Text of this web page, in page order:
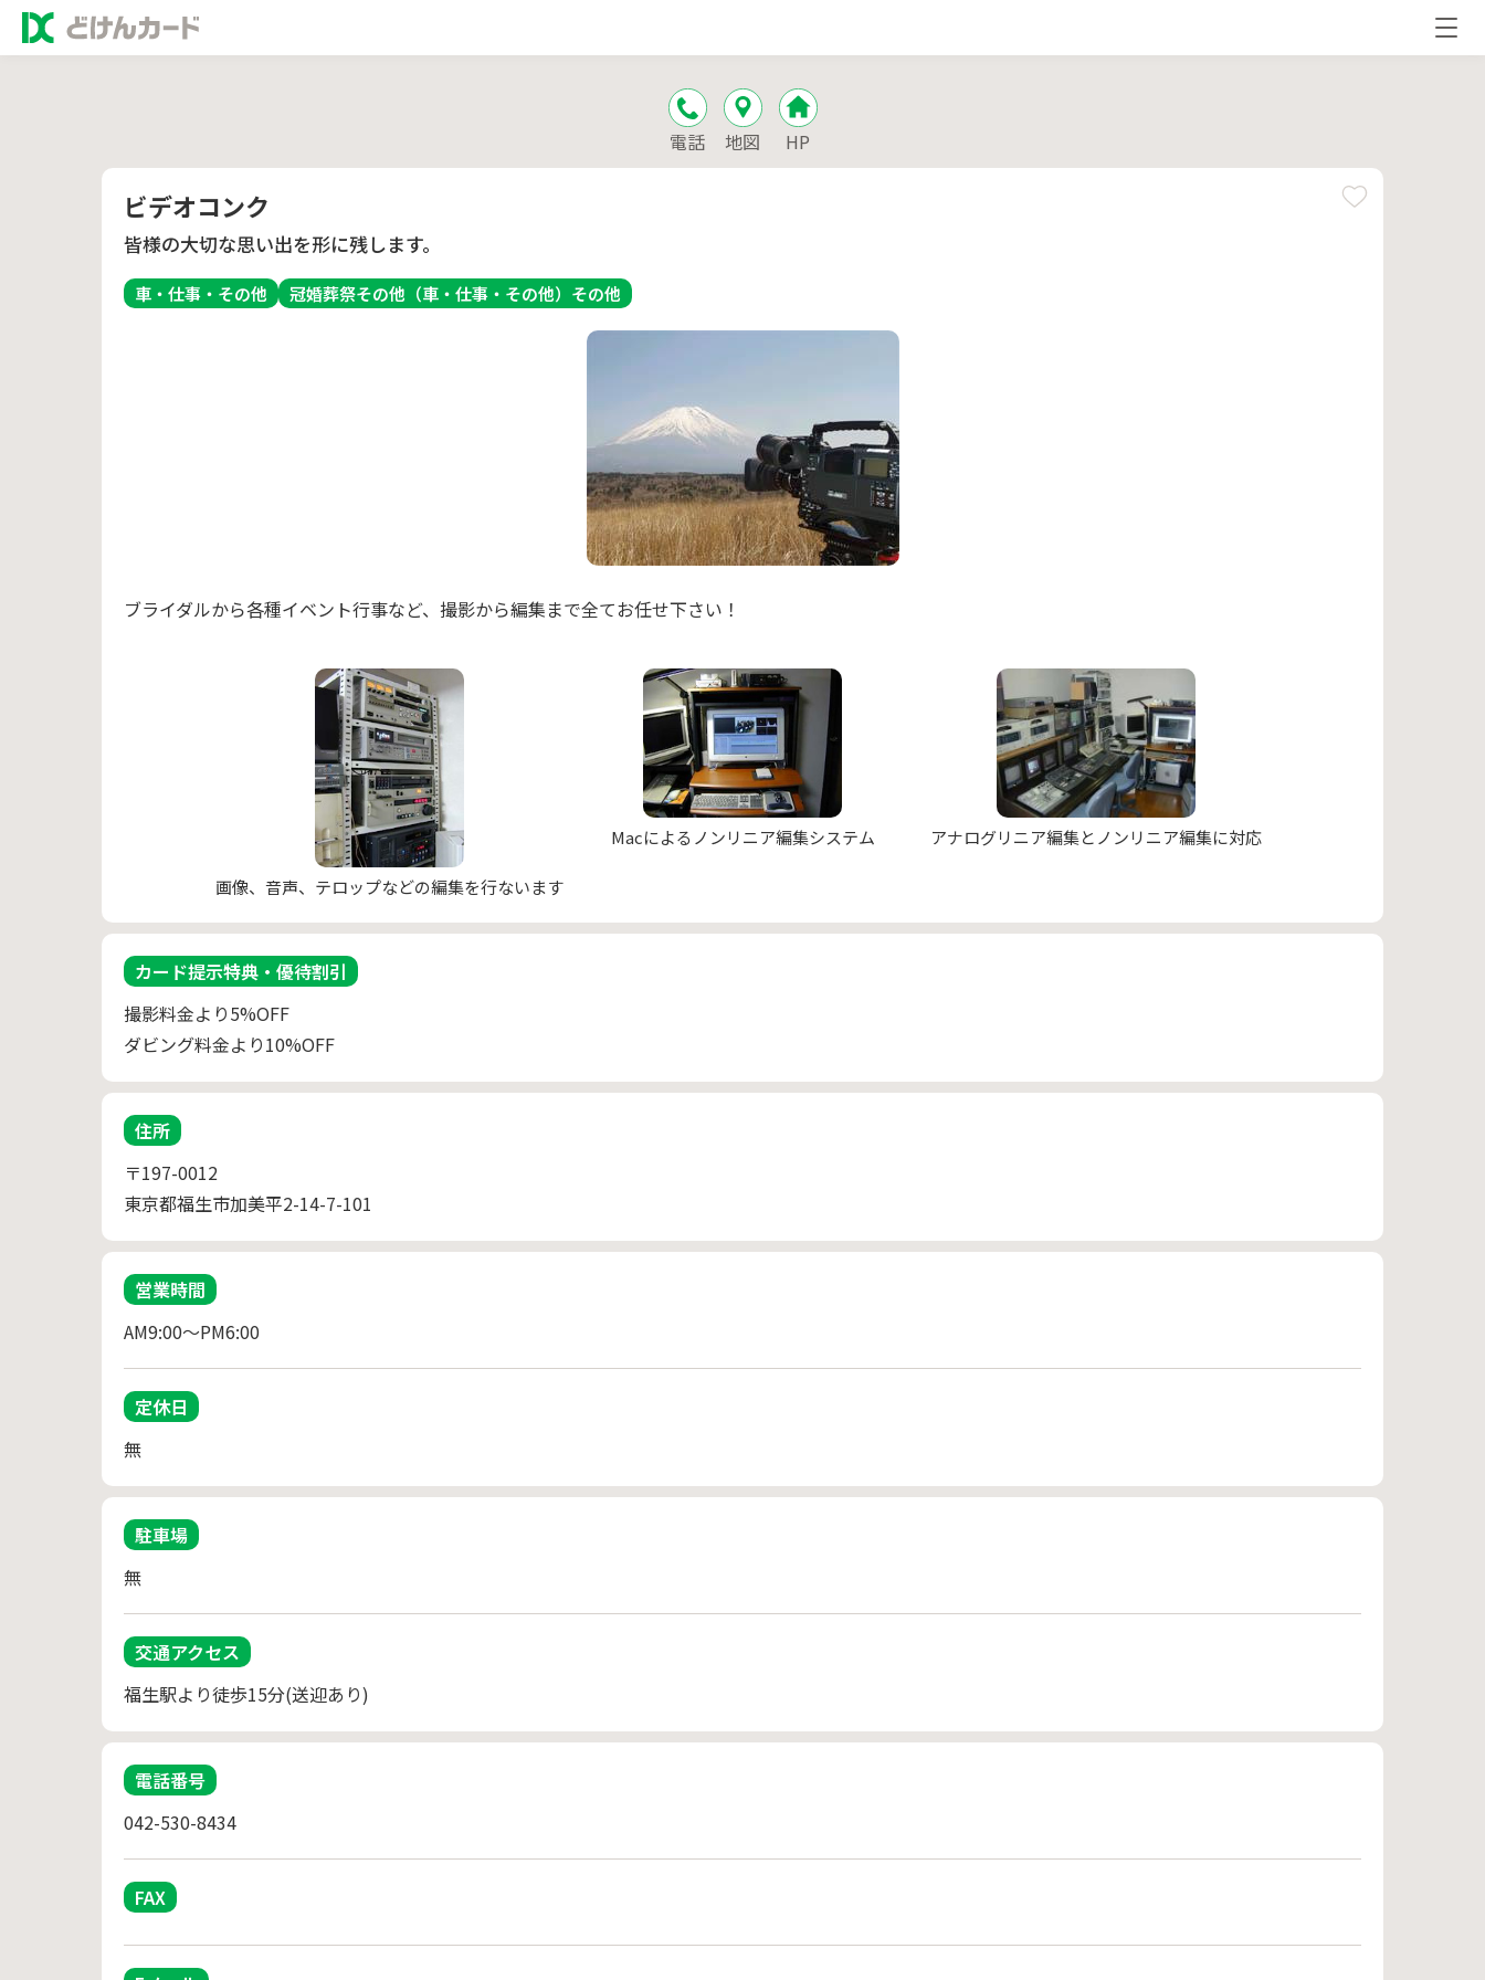
電話 地図 HP
ビデオコンク
皆様の大切な思い出を形に残します。
車・仕事・その他 冠婚葬祭その他（車・仕事・その他） その他
ブライダルから各種イベント行事など、撮影から編集まで全てお任せ下さい！
画像、音声、テロップなどの編集を行ないます
Macによるノンリニア編集システム アナログリニア編集とノンリニア編集に対応
カード提示特典・優待割引
撮影料金より5%OFF
ダビング料金より10%OFF
住所
〒197-0012
東京都福生市加美平2-14-7-101
営業時間
AM9:00～PM6:00
定休日
無
駐車場
無
交通アクセス
福生駅より徒歩15分(送迎あり)
電話番号
042-530-8434
FAX